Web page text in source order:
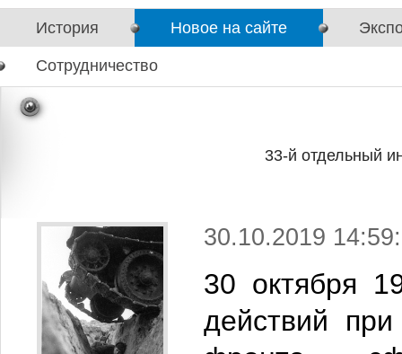
История Новое на сайте
Сотрудничество
33-й отдельный
30.10.2019
30 октября
действий